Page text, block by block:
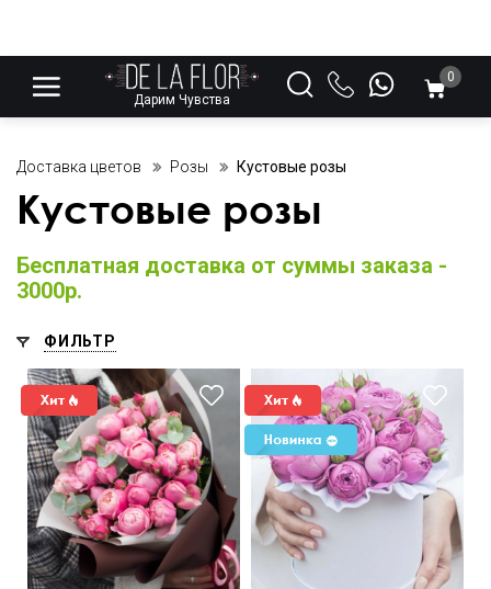
Дарим Чувства
0
Доставка цветов Розы Кустовые розы
Кустовые розы
Бесплатная доставка от суммы заказа -
3000р.
ФИЛЬТР